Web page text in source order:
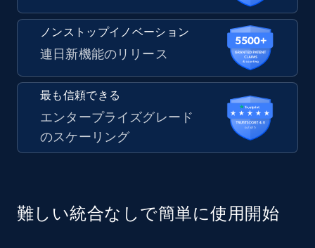
ノンストップイノベーション
連日新機能のリリース
最も信頼できる
エンタープライズグレード
のスケーリング
難しい統合なしで簡単に使用開始